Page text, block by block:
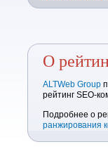
О
ALTWeb Group
рейтинг SEO-
Подробнее о
ранжирования